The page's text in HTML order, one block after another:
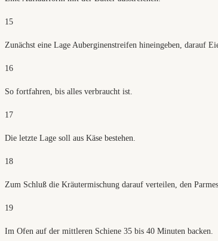
15
Zunächst eine Lage Auberginenstreifen hineingeben, darauf
16
So fortfahren, bis alles verbraucht ist.
17
Die letzte Lage soll aus Käse bestehen.
18
Zum Schluß die Kräutermischung darauf verteilen, den
19
Im Ofen auf der mittleren Schiene 35 bis 40 Minuten backen.